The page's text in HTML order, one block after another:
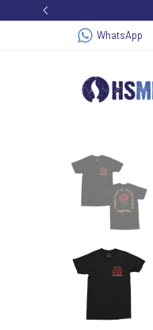
WhatsApp